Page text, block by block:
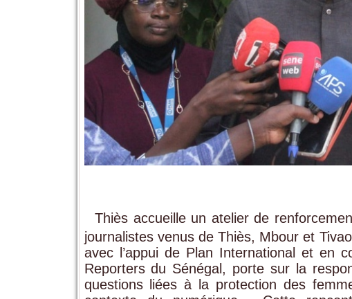
‎Thiès accueille un atelier de
journalistes venus de Thiès, Mbour et
avec l’appui de Plan International et en
Reporters du Sénégal, porte sur la
questions liées à la protection des